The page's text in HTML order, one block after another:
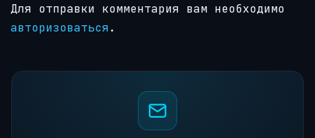
Для отправки комментария вам необходимо
авторизоваться.